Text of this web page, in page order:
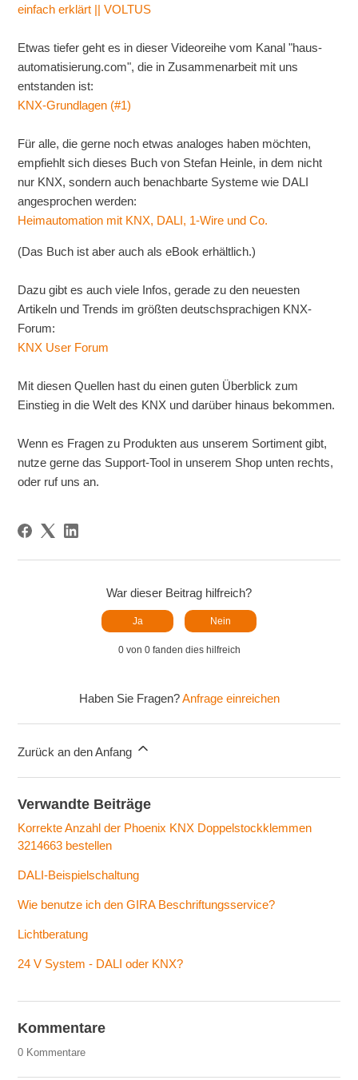
einfach erklärt || VOLTUS
Etwas tiefer geht es in dieser Videoreihe vom Kanal "haus-
automatisierung.com", die in Zusammenarbeit mit uns
entstanden ist:
KNX-Grundlagen (#1)
Für alle, die gerne noch etwas analoges haben möchten,
empfiehlt sich dieses Buch von Stefan Heinle, in dem nicht
nur KNX, sondern auch benachbarte Systeme wie DALI
angesprochen werden:
Heimautomation mit KNX, DALI, 1-Wire und Co.
(Das Buch ist aber auch als eBook erhältlich.)
Dazu gibt es auch viele Infos, gerade zu den neuesten
Artikeln und Trends im größten deutschsprachigen KNX-
Forum:
KNX User Forum
Mit diesen Quellen hast du einen guten Überblick zum
Einstieg in die Welt des KNX und darüber hinaus bekommen.
Wenn es Fragen zu Produkten aus unserem Sortiment gibt,
nutze gerne das Support-Tool in unserem Shop unten rechts,
oder ruf uns an.
War dieser Beitrag hilfreich?
Ja Nein
0 von 0 fanden dies hilfreich
Haben Sie Fragen?Anfrage einreichen
Zurück an den Anfang
Verwandte Beiträge
Korrekte Anzahl der Phoenix KNX Doppelstockklemmen
3214663 bestellen
DALI-Beispielschaltung
Wie benutze ich den GIRA Beschriftungsservice?
Lichtberatung
24 V System - DALI oder KNX?
Kommentare
0 Kommentare